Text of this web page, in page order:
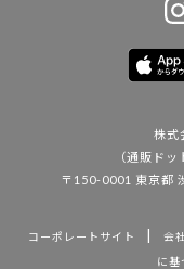
株式
（通販ド
〒150-0001 東京都
コーポレートサイト | 会
に基